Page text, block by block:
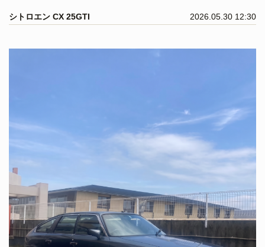
シトロエン CX 25GTI 2026.05.30 12:30